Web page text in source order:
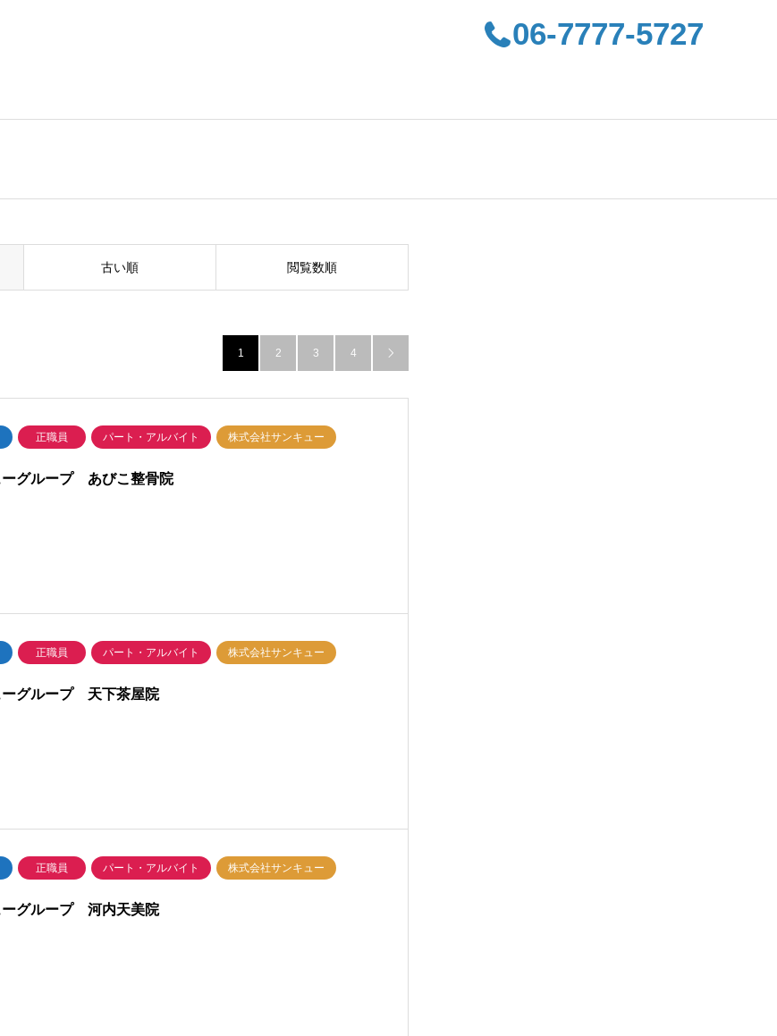
06-7777-5727
古い順 閲覧数順
1 2 3 4 
正職員 パート・アルバイト 株式会社サンキュー
ーグループ あびこ整骨院
正職員 パート・アルバイト 株式会社サンキュー
ーグループ 天下茶屋院
正職員 パート・アルバイト 株式会社サンキュー
ーグループ 河内天美院